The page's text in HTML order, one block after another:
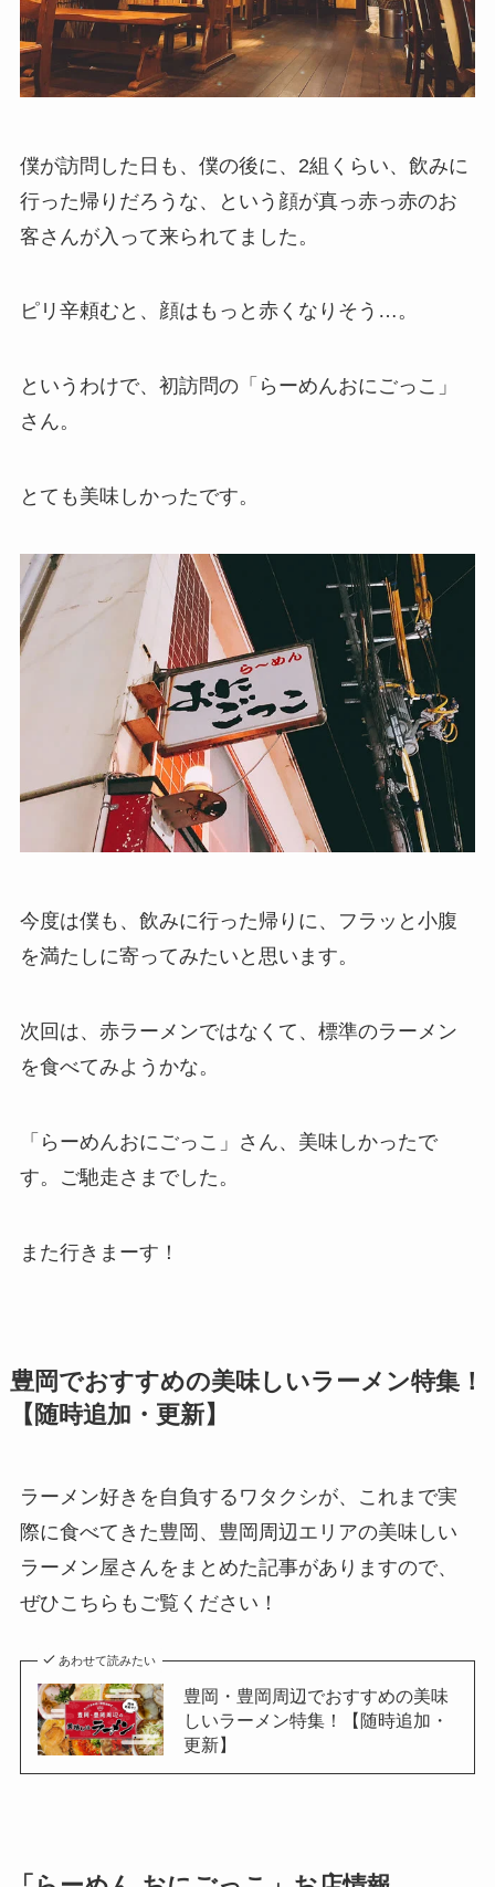
僕が訪問した日も、僕の後に、2組くらい、飲みに
行った帰りだろうな、という顔が真っ赤っ赤のお
客さんが入って来られてました。
ピリ辛頼むと、顔はもっと赤くなりそう…。
というわけで、初訪問の「らーめんおにごっこ」
さん。
とても美味しかったです。
今度は僕も、飲みに行った帰りに、フラッと小腹
を満たしに寄ってみたいと思います。
次回は、赤ラーメンではなくて、標準のラーメン
を食べてみようかな。
「らーめんおにごっこ」さん、美味しかったで
す。ご馳走さまでした。
また行きまーす！
豊岡でおすすめの美味しいラーメン特集！
【随時追加・更新】
ラーメン好きを自負するワタクシが、これまで実
際に食べてきた豊岡、豊岡周辺エリアの美味しい
ラーメン屋さんをまとめた記事がありますので、
ぜひこちらもご覧ください！
あわせて読みたい
豊岡・豊岡周辺でおすすめの美味
しいラーメン特集！【随時追加・
更新】